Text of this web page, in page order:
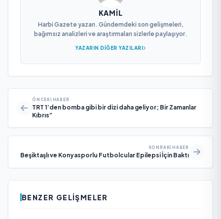
KAMIL
Harbi Gazete yazarı. Gündemdeki son gelişmeleri,
bağımsız analizleri ve araştırmaları sizlerle paylaşıyor.
YAZARIN DIĞER YAZILARI
ÖNCEKI HABER
TRT 1’den bomba gibi bir dizi daha geliyor; Bir Zamanlar
Kıbrıs”
SONRAKI HABER
Beşiktaşlı ve Konyasporlu Futbolcular Epilepsi İçin Baktı
BENZER GELIŞMELER